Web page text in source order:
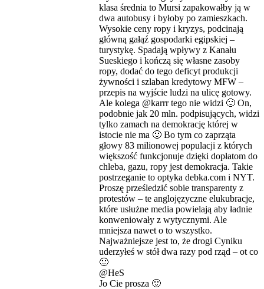
klasa średnia to Mursi zapakowałby ją w
dwa autobusy i byłoby po zamieszkach.
Wysokie ceny ropy i kryzys, podcinają
główną gałąź gospodarki egipskiej –
turystykę. Spadają wpływy z Kanału
Sueskiego i kończą się własne zasoby
ropy, dodać do tego deficyt produkcji
żywności i szlaban kredytowy MFW –
przepis na wyjście ludzi na ulicę gotowy.
Ale kolega @karrr tego nie widzi 🙂 On,
podobnie jak 20 mln. podpisujących, widzi
tylko zamach na demokrację której w
istocie nie ma 🙂 Bo tym co zaprząta
głowy 83 milionowej populacji z których
większość funkcjonuje dzięki dopłatom do
chleba, gazu, ropy jest demokracja. Takie
postrzeganie to optyka debka.com i NYT.
Proszę prześledzić sobie transparenty z
protestów – te anglojęzyczne elukubracje,
które usłużne media powielają aby ładnie
konweniowały z wytycznymi. Ale
mniejsza nawet o to wszystko.
Najważniejsze jest to, że drogi Cyniku
uderzyłeś w stół dwa razy pod rząd – ot co
🙂
@HeS
Jo Cie prosza 🙂